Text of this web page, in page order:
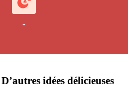
-
D’autres idées délicieuses